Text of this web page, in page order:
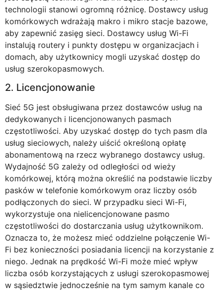
technologii stanowi ogromną różnicę. Dostawcy usług
komórkowych wdrażają makro i mikro stacje bazowe,
aby zapewnić zasięg sieci. Dostawcy usług Wi-Fi
instalują routery i punkty dostępu w organizacjach i
domach, aby użytkownicy mogli uzyskać dostęp do
usług szerokopasmowych.
2. Licencjonowanie
Sieć 5G jest obsługiwana przez dostawców usług na
dedykowanych i licencjonowanych pasmach
częstotliwości. Aby uzyskać dostęp do tych pasm dla
usług sieciowych, należy uiścić określoną opłatę
abonamentową na rzecz wybranego dostawcy usług.
Wydajność 5G zależy od odległości od wieży
komórkowej, którą można określić na podstawie liczby
pasków w telefonie komórkowym oraz liczby osób
podłączonych do sieci. W przypadku sieci Wi-Fi,
wykorzystuje ona nielicencjonowane pasmo
częstotliwości do dostarczania usług użytkownikom.
Oznacza to, że możesz mieć oddzielne połączenie Wi-
Fi bez konieczności posiadania licencji na korzystanie z
niego. Jednak na prędkość Wi-Fi może mieć wpływ
liczba osób korzystających z usługi szerokopasmowej
w sąsiedztwie jednocześnie na tym samym kanale co